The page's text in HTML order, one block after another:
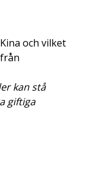
och vilket
kan stå
giftiga